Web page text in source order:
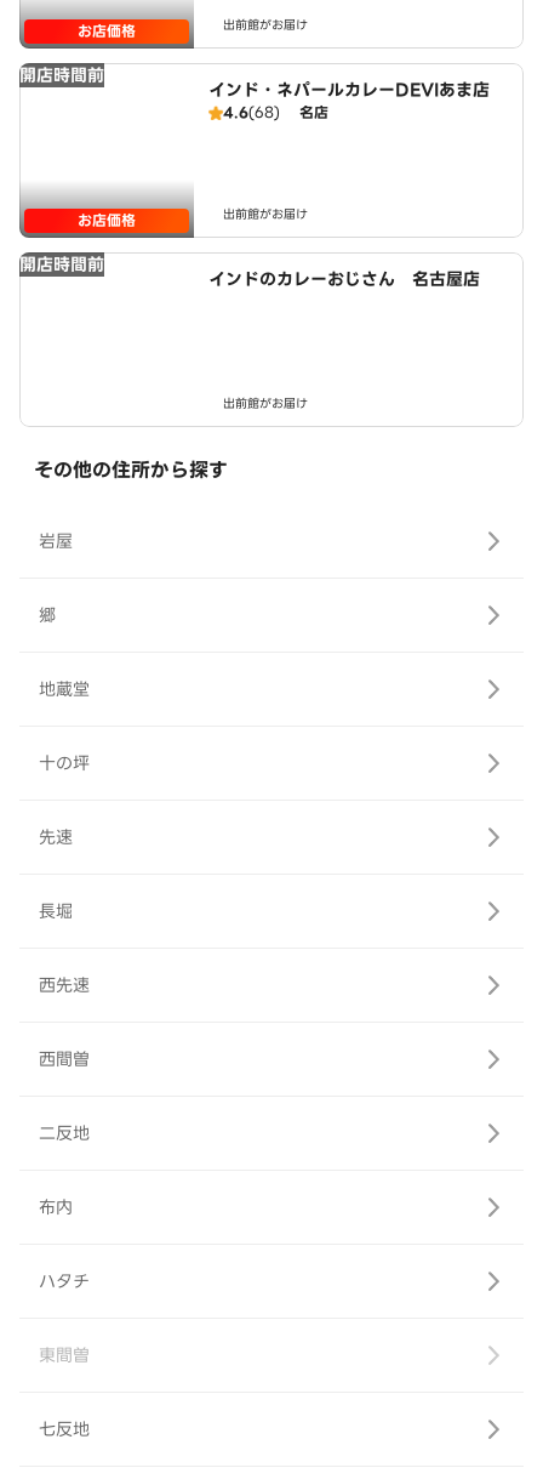
お店価格 出前館がお届け
開店時間前
お店価格
インド・ネパールカレーDEVIあま店
4.6(68) 名店
出前館がお届け
開店時間前
インドのカレーおじさん 名古屋店
出前館がお届け
その他の住所から探す
岩屋
郷
地蔵堂
十の坪
先速
長堀
西先速
西間曽
二反地
布内
ハタチ
東間曽
七反地